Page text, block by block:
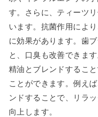
す。さらに、ティーツ
います。抗菌作用によ
に効果があります。歯
と、口臭も改善できま
精油とブレンドするこ
ことができます。例え
ンドすることで、リラ
向上します。